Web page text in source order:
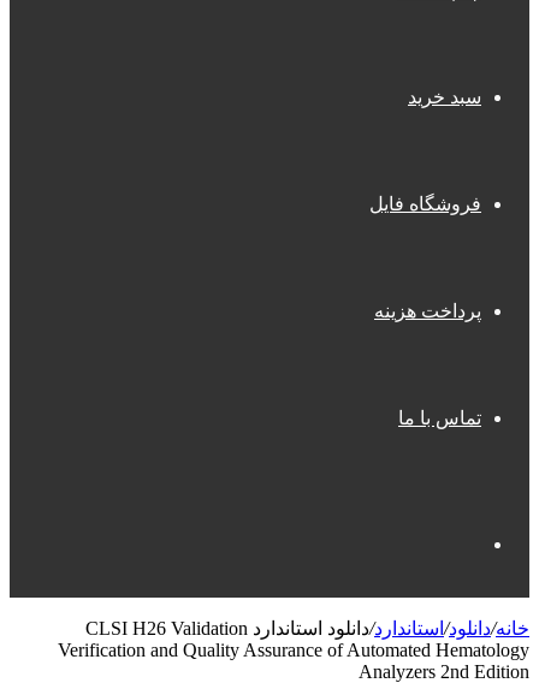
سبد خرید
فروشگاه فایل
پرداخت هزینه
تماس با ما
برای
خانه/دانلود/ استاندارد/
دانلود استاندارد CLSI H26 Validation
Verification and Quality Assurance of Automated Hematology
Analyzers 2nd Edition